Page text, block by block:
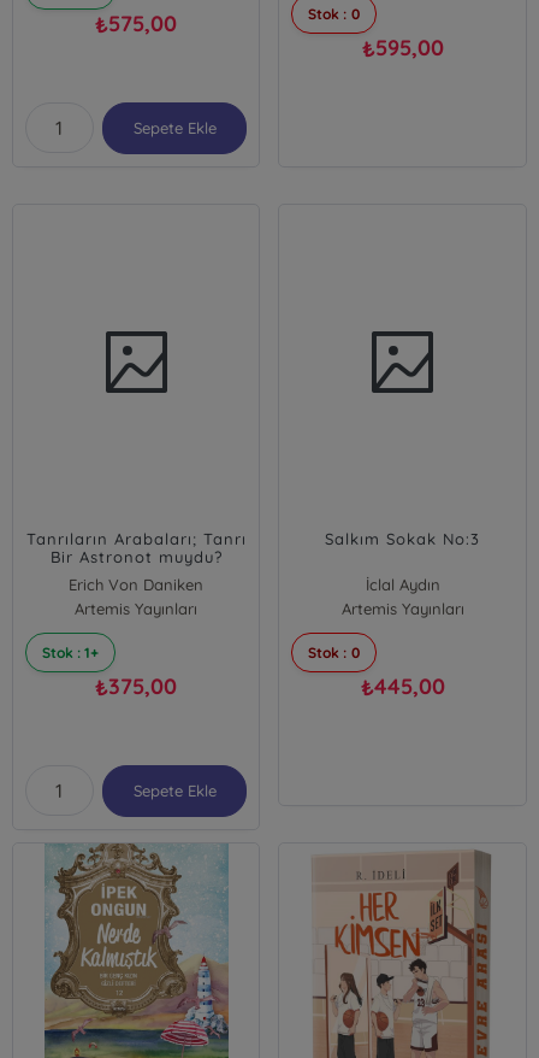
₺575,00
Sepete Ekle
Stok : 0
₺595,00
Tanrıların Arabaları; Tanrı
Bir Astronot muydu?
Erich Von Daniken
Artemis Yayınları
Stok : 1+
₺375,00
Sepete Ekle
Salkım Sokak No:3
İclal Aydın
Artemis Yayınları
Stok : 0
₺445,00